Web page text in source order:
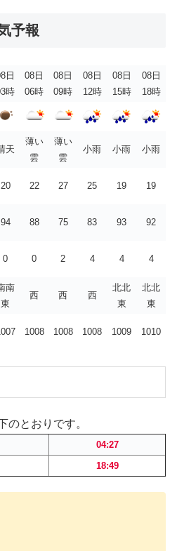
予報
日
時
08日
06時
08日
09時
08日
12時
08日
15時
08日
18時
天
薄い
雲
薄い
雲
小雨 小雨 小雨
20 22 27 25 19 19
94 88 75 83 93 92
0 0 2 4 4 4
南
東
西 西 西
北北
東
北北
東
1008 1008 1008 1009 1010
のとおりです。
04:27
18:49